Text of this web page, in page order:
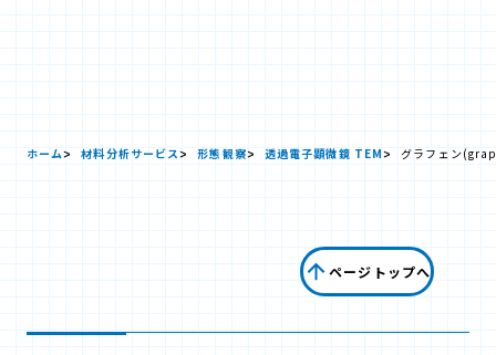
ホーム 材料分析サービス 形態観察 透過電子顕微鏡 TEM グラフェン
ページトップへ